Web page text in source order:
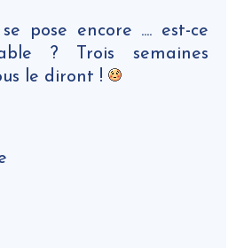
pose encore .... est-ce
? Trois semaines
le diront !